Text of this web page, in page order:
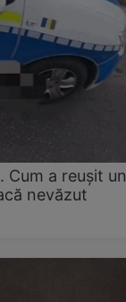
Cum a reușit un
nevăzut